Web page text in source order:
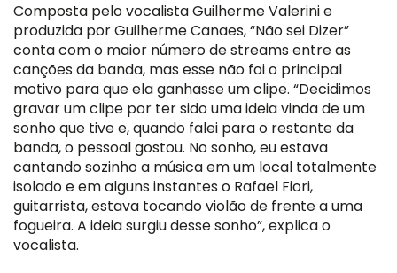
Composta pelo vocalista Guilherme Valerini e
produzida por Guilherme Canaes, “Não sei Dizer”
conta com o maior número de streams entre as
canções da banda, mas esse não foi o principal
motivo para que ela ganhasse um clipe. “Decidimos
gravar um clipe por ter sido uma ideia vinda de um
sonho que tive e, quando falei para o restante da
banda, o pessoal gostou. No sonho, eu estava
cantando sozinho a música em um local totalmente
isolado e em alguns instantes o Rafael Fiori,
guitarrista, estava tocando violão de frente a uma
fogueira. A ideia surgiu desse sonho”, explica o